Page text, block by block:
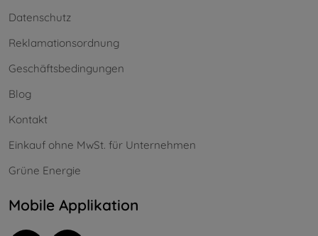
Datenschutz
Reklamationsordnung
Geschäftsbedingungen
Blog
Kontakt
Einkauf ohne MwSt. für Unternehmen
Grüne Energie
Mobile Applikation